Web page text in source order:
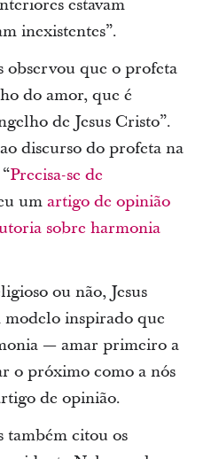
estavam
inexistentes”.
observou que o profeta
do amor, que é
de Jesus Cristo”.
discurso do profeta na
Precisa-se de
um artigo de opinião
sobre harmonia
ou não, Jesus
inspirado que
— amar primeiro a
o próximo como a nós
de opinião.
também citou os